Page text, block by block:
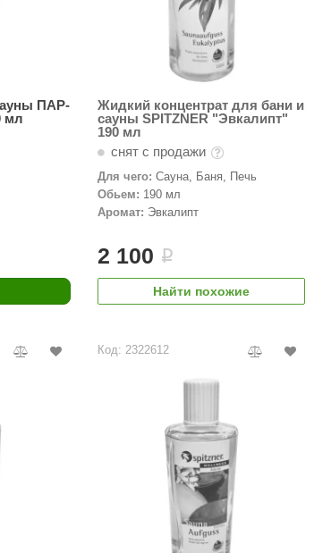
ПАР-
мл
Жидкий концентрат для бани и
сауны SPITZNER "Эвкалипт"
190 мл
снят с продажи
Для чего: Сауна, Баня, Печь
Обьем: 190 мл
Аромат: Эвкалипт
2 100 i
Найти похожие
Код: 2322612